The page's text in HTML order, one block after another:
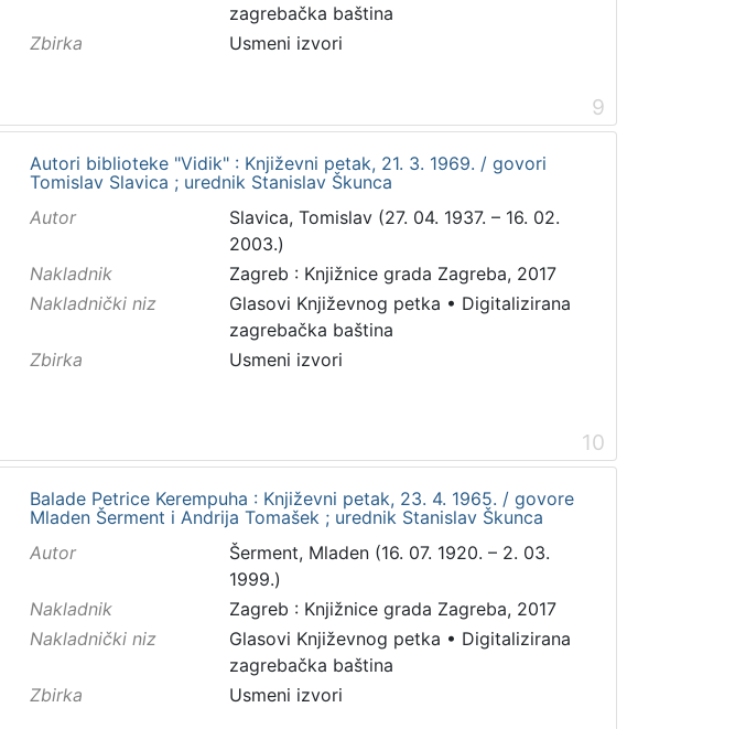
zagrebačka baština
Zbirka
Usmeni izvori
9
Autori biblioteke "Vidik" : Književni petak, 21. 3. 1969. / govori
Tomislav Slavica ; urednik Stanislav Škunca
Autor
Slavica, Tomislav (27. 04. 1937. – 16. 02.
2003.)
Nakladnik
Zagreb : Knjižnice grada Zagreba, 2017
Nakladnički niz
Glasovi Književnog petka • Digitalizirana
zagrebačka baština
Zbirka
Usmeni izvori
10
Balade Petrice Kerempuha : Književni petak, 23. 4. 1965. / govore
Mladen Šerment i Andrija Tomašek ; urednik Stanislav Škunca
Autor
Šerment, Mladen (16. 07. 1920. – 2. 03.
1999.)
Nakladnik
Zagreb : Knjižnice grada Zagreba, 2017
Nakladnički niz
Glasovi Književnog petka • Digitalizirana
zagrebačka baština
Zbirka
Usmeni izvori